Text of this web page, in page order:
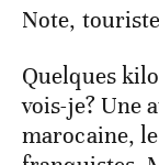
Note,
Quelques
vois-je? Une
marocaine,